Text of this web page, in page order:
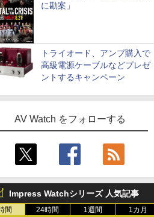
に勘案」
トライオード、アンプ購入で
高級電源ケーブルなどプレゼ
ントするキャンペーン
AV Watch をフォローする
Impress Watchシリーズ 人気記事
間 24時間 1週間 1カ月